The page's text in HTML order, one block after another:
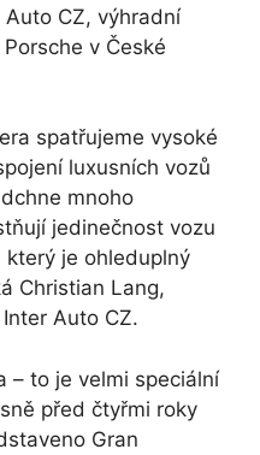
CZ, výhradní
v České
spatřujeme vysoké
luxusních vozů
mnoho
jedinečnost vozu
který je ohleduplný
Christian Lang,
Auto CZ.
– to je velmi speciální
před čtyřmi roky
Gran